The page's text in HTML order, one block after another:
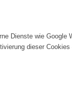
Dienste wie Google
dieser